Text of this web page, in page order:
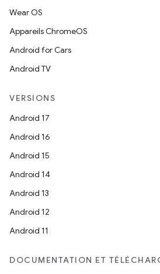
Wear OS
Appareils ChromeOS
Android for Cars
Android TV
VERSIONS
Android 17
Android 16
Android 15
Android 14
Android 13
Android 12
Android 11
DOCUMENTATION ET